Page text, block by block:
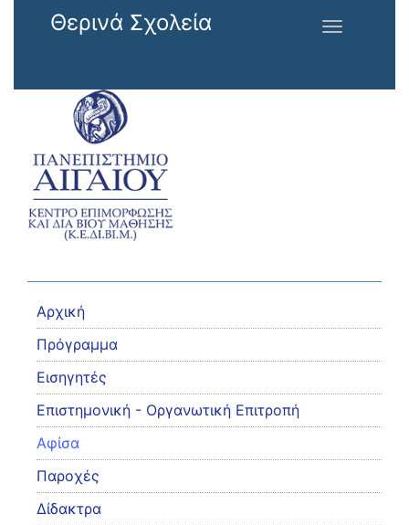
Παράκαμψη προς το κυρίως περιεχόμενο
Θερινά Σχολεία
Toggle
Αρχική
Πρόγραμμα
Εισηγητές
Eπιστημονική - Οργανωτική Επιτροπή
Αφίσα
Παροχές
Δίδακτρα